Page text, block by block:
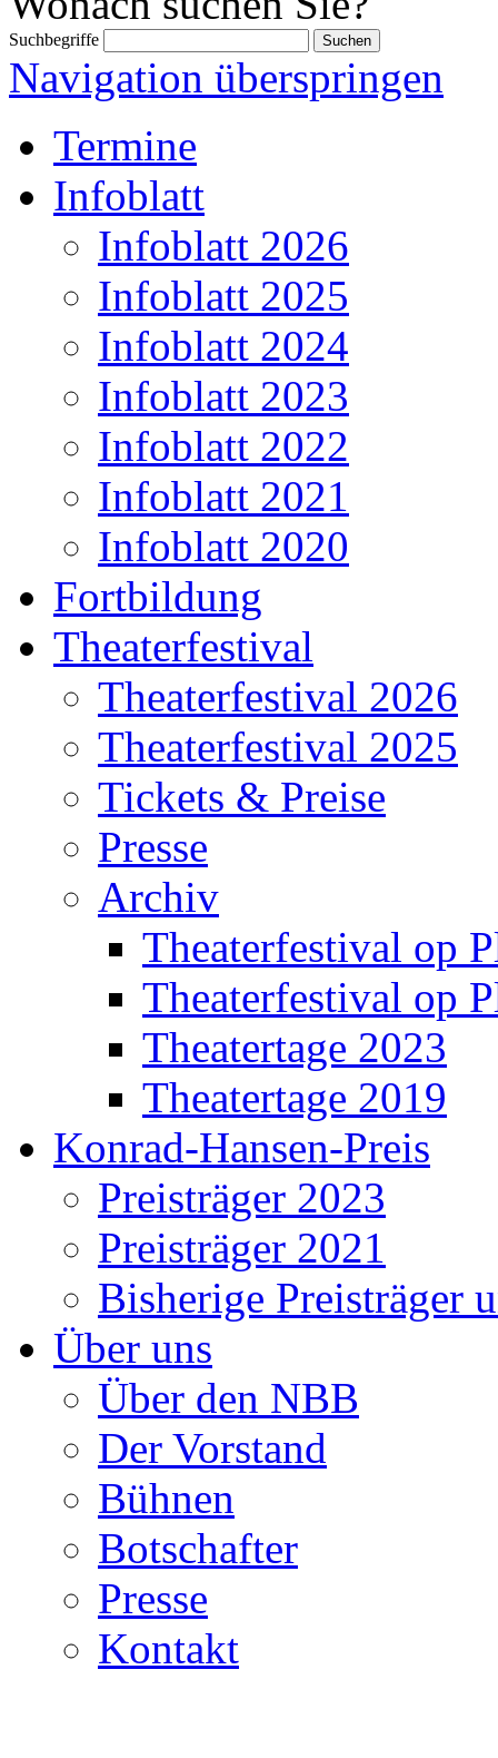
Suchbegriffe
Navigation überspringen
Termine
Infoblatt
Infoblatt 2026
Infoblatt 2025
Infoblatt 2024
Infoblatt 2023
Infoblatt 2022
Infoblatt 2021
Infoblatt 2020
Fortbildung
Theaterfestival
Theaterfestival 2026
Theaterfestival 2025
Tickets & Preise
Presse
Archiv
Theaterfestival op
Theaterfestival op
Theatertage 2023
Theatertage 2019
Konrad-Hansen-Preis
Preisträger 2023
Preisträger 2021
Bisherige Preisträger
Über uns
Über den NBB
Der Vorstand
Bühnen
Botschafter
Presse
Kontakt